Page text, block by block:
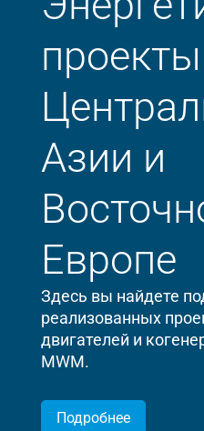
Азии и
Европе
Здесь вы найдете
реализованных
двигателей и
MWM.
Подробнее